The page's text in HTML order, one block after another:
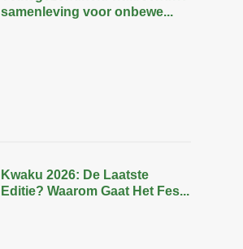
samenleving voor onbewe...
Kwaku 2026: De Laatste
Editie? Waarom Gaat Het Fes...